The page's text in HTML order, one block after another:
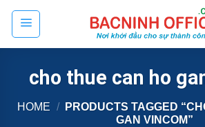
Skip
cho thue can ho
HOME /
PRODUCTS TAGGED
GAN VINCOM”